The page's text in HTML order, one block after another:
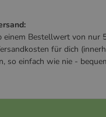
einem Bestellwert von nur
für dich
so einfach wie nie -